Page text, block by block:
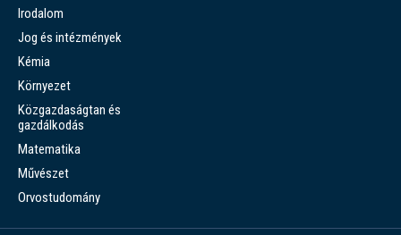
Irodalom
Jog és intézmények
Kémia
Környezet
Közgazdaságtan és
gazdálkodás
Matematika
Művészet
Orvostudomány